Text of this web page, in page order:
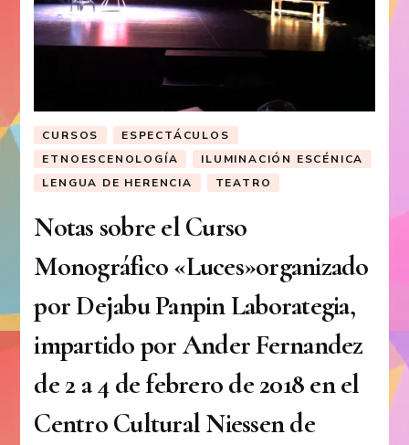
CURSOS
ESPECTÁCULOS
ETNOESCENOLOGÍA
ILUMINACIÓN ESCÉNICA
LENGUA DE HERENCIA
TEATRO
Notas sobre el Curso
Monográfico «Luces»organizado
por Dejabu Panpin Laborategia,
impartido por Ander Fernandez
de 2 a 4 de febrero de 2018 en el
Centro Cultural Niessen de